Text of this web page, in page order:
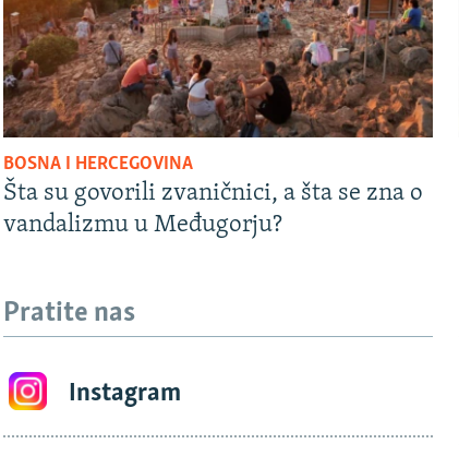
BOSNA I HERCEGOVINA
Šta su govorili zvaničnici, a šta se zna o
vandalizmu u Međugorju?
Pratite nas
Instagram